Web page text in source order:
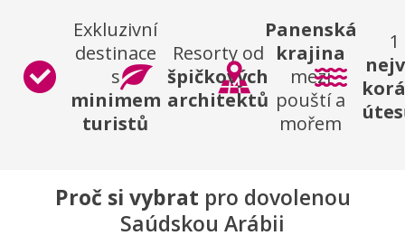
Exkluzivní
destinace
s
minimem
turistů
Resorty od
špičkových
architektů
Panenská
krajina
mezi
pouští a
mořem
1
Proč si vybrat pro dovolenou
Saúdskou Arábii